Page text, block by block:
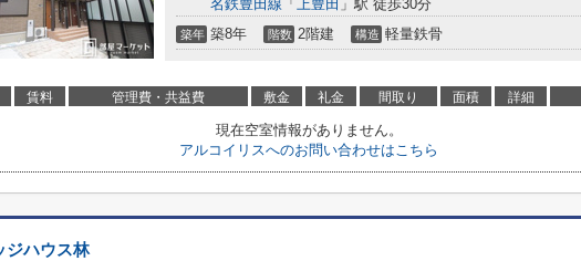
名鉄豊田線 「 上豊田 」駅 徒歩30分
築年 築8年 階数 2階建 構造 軽量鉄骨
賃料 管理費・共益費 敷金 礼金 間取り 面積 詳細
現在空室情報がありません。
アルコイリスへのお問い合わせはこちら
ジハウス林